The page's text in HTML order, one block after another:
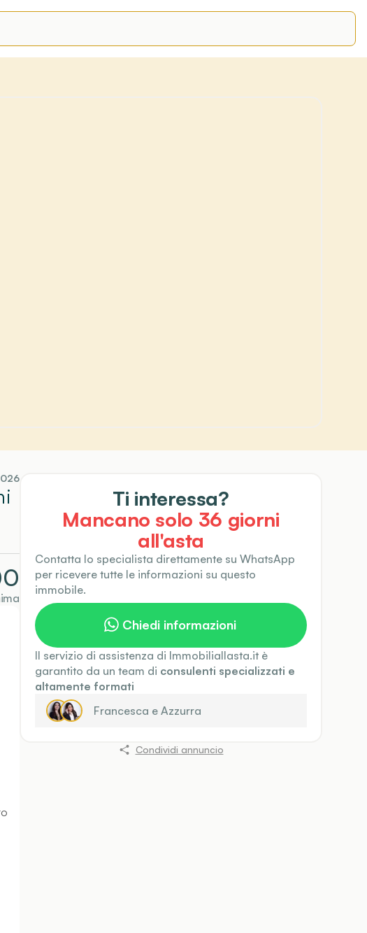
Ti interessa?
Mancano solo 36 giorni
all'asta
Contatta lo specialista direttamente su WhatsApp
per ricevere tutte le informazioni su questo
immobile.
Chiedi informazioni
Il servizio di assistenza di Immobiliallasta.it è
garantito da un team di consulenti specializzati e
altamente formati
Francesca e Azzurra
Condividi annuncio